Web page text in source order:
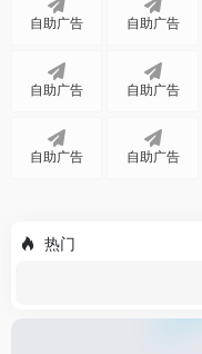
自助广告 自助广告
自助广告 自助广告
自助广告 自助广告
热门